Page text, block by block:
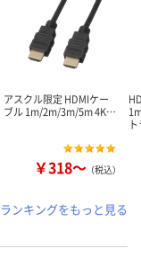
アスクル限定 HDMIケー
ブル 1m/2m/3m/5m 4K…
￥318～ （税込）
ランキングをもっと見る